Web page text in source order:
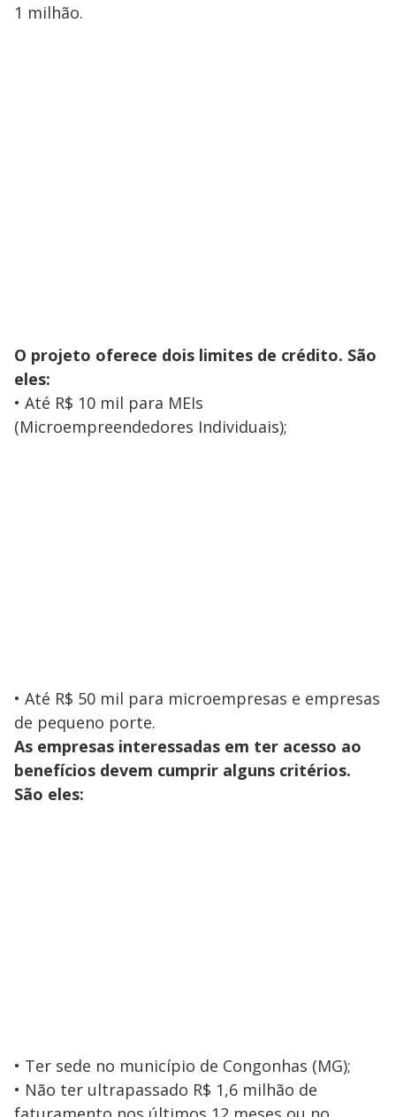
1 milhão.
O projeto oferece dois limites de crédito. São
eles:
• Até R$ 10 mil para MEIs
(Microempreendedores Individuais);
• Até R$ 50 mil para microempresas e empresas
de pequeno porte.
As empresas interessadas em ter acesso ao
benefícios devem cumprir alguns critérios.
São eles:
• Ter sede no município de Congonhas (MG);
• Não ter ultrapassado R$ 1,6 milhão de